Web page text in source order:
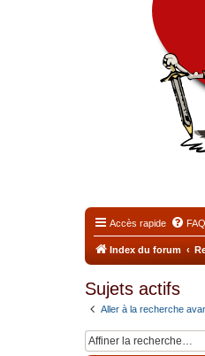
Accès rapide FAQ
Index du forum
Sujets actifs
Aller à la recherche